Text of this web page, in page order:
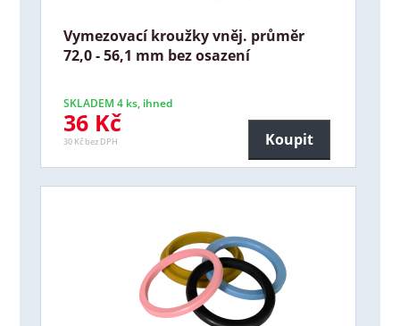
Vymezovací kroužky vněj. průměr
72,0 - 56,1 mm bez osazení
SKLADEM 4 ks, ihned
36 Kč
30 Kč bez DPH Koupit